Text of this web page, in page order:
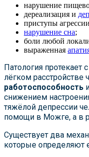
нарушение
дереализация и
приступы
нарушение сна;
боли любой
выраженная
Патология протекает
лёгком расстройстве
работоспособность
снижением
тяжёлой депрессии
помощи в Можге, а в
Существует два
которые определяют